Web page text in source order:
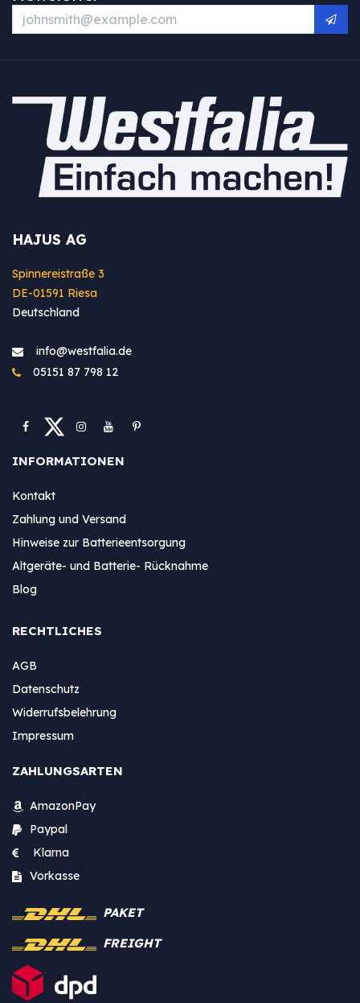
HAJUS AG
Spinnereistraße 3
DE-01591 Riesa
Deutschland
info@westfa​lia.de
05151 87 798 12
INFORMATIONEN
Kontakt
Zahlung und Versand
Hinweise zur Batterieentsorgung
Altgeräte- und Batterie- Rücknahme
Blog
RECHTLICHES
AGB
Datenschutz
Widerrufsbelehrung
Impressum
ZAHLUNGSARTEN
AmazonPay
Paypal
Klarna
Vorkasse
PAKET
FREIGHT